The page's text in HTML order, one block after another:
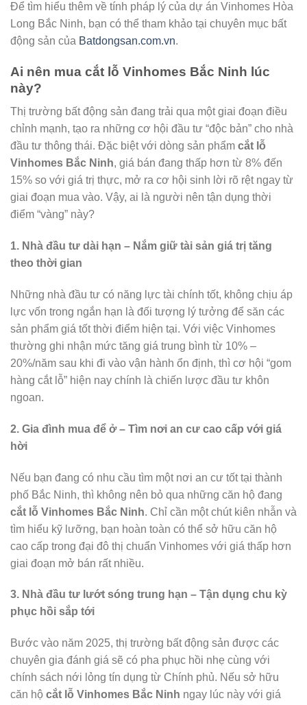
Để tìm hiểu thêm về tính pháp lý của dự án Vinhomes Hòa
Long Bắc Ninh, bạn có thể tham khảo tại chuyên mục bất
động sản của Batdongsan.com.vn.
Ai nên mua cắt lỗ Vinhomes Bắc Ninh lúc
này?
Thị trường bất động sản đang trải qua một giai đoạn điều
chỉnh mạnh, tạo ra những cơ hội đầu tư “độc bản” cho nhà
đầu tư thông thái. Đặc biệt với dòng sản phẩm cắt lỗ
Vinhomes Bắc Ninh, giá bán đang thấp hơn từ 8% đến
15% so với giá trị thực, mở ra cơ hội sinh lời rõ rệt ngay từ
giai đoạn mua vào. Vậy, ai là người nên tận dụng thời
điểm “vàng” này?
1. Nhà đầu tư dài hạn – Nắm giữ tài sản giá trị tăng
theo thời gian
Những nhà đầu tư có năng lực tài chính tốt, không chịu áp
lực vốn trong ngắn hạn là đối tượng lý tưởng để săn các
sản phẩm giá tốt thời điểm hiện tại. Với việc Vinhomes
thường ghi nhận mức tăng giá trung bình từ 10% –
20%/năm sau khi đi vào vận hành ổn định, thì cơ hội “gom
hàng cắt lỗ” hiện nay chính là chiến lược đầu tư khôn
ngoan.
2. Gia đình mua để ở – Tìm nơi an cư cao cấp với giá
hời
Nếu bạn đang có nhu cầu tìm một nơi an cư tốt tại thành
phố Bắc Ninh, thì không nên bỏ qua những căn hộ đang
cắt lỗ Vinhomes Bắc Ninh. Chỉ cần một chút kiên nhẫn và
tìm hiểu kỹ lưỡng, bạn hoàn toàn có thể sở hữu căn hộ
cao cấp trong đại đô thị chuẩn Vinhomes với giá thấp hơn
giai đoạn mở bán rất nhiều.
3. Nhà đầu tư lướt sóng trung hạn – Tận dụng chu kỳ
phục hồi sắp tới
Bước vào năm 2025, thị trường bất động sản được các
chuyên gia đánh giá sẽ có pha phục hồi nhẹ cùng với
chính sách nới lỏng tín dụng từ Chính phủ. Nếu sở hữu
căn hộ cắt lỗ Vinhomes Bắc Ninh ngay lúc này với giá